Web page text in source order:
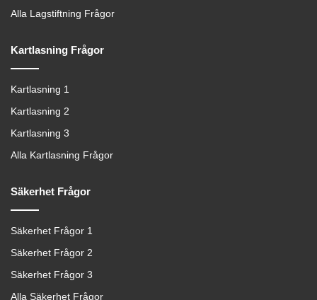
Alla Lagstiftning Frågor
Kartlasning Frågor
Kartlasning 1
Kartlasning 2
Kartlasning 3
Alla Kartlasning Frågor
Säkerhet Frågor
Säkerhet Frågor 1
Säkerhet Frågor 2
Säkerhet Frågor 3
Alla Säkerhet Frågor